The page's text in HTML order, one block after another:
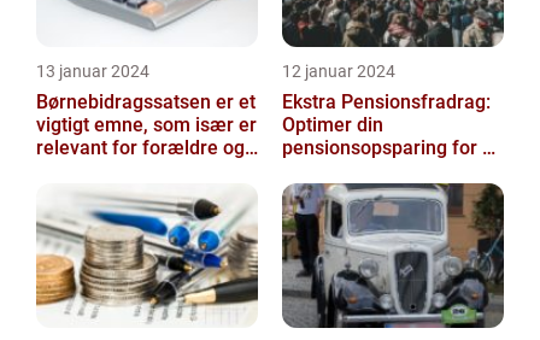
13 januar 2024
Børnebidragssatsen er et
vigtigt emne, som især er
relevant for forældre og
12 januar 2024
Ekstra Pensionsfradrag:
Optimer din
pensionsopsparing for en